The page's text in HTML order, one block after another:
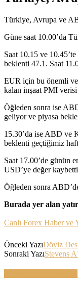
Türkiye, Avrupa ve
Güne saat 10.00’da
Saat 10.15 ve
beklenti 47.1. Saat
EUR için bu önemli
kalan inşaat PMI
Öğleden sonra ise
geliyor ve piyasa
15.30’da ise ABD ve
beklenti geçtiğimiz
Saat 17.00’de günün
USD’ye değer
Öğleden sonra
Burada yer alan
Canlı Forex Haber ve
Önceki YazıDöviz
Sonraki YazıStevens